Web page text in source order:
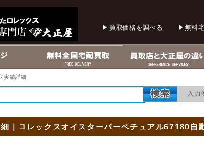
買取価格を調べる 無料
実績詳細
入
｜ロレックスオイスターパーペチュアル67180自